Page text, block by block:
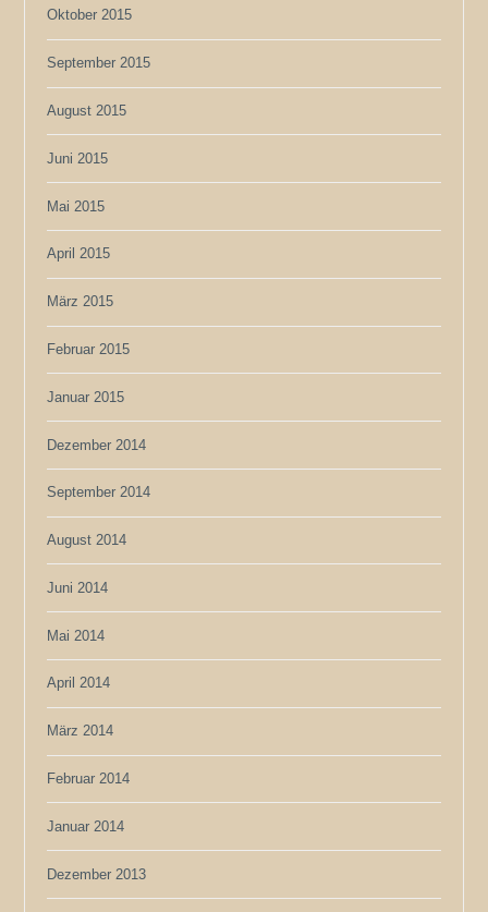
Oktober 2015
September 2015
August 2015
Juni 2015
Mai 2015
April 2015
März 2015
Februar 2015
Januar 2015
Dezember 2014
September 2014
August 2014
Juni 2014
Mai 2014
April 2014
März 2014
Februar 2014
Januar 2014
Dezember 2013